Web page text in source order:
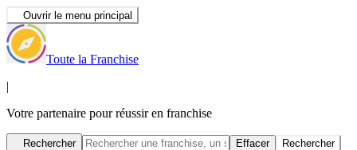
Ouvrir le menu principal
Toute la Franchise
|
Votre partenaire pour réussir en franchise
Rechercher Effacer Rechercher